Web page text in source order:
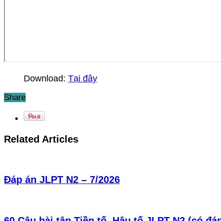
Download: Tại đây
Share
Related Articles
Đáp án JLPT N2 – 7/2026